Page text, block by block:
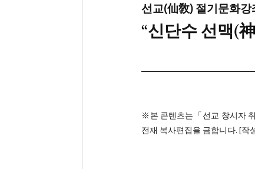
선교(仙敎) 절기문화강
​“신단수 선맥(
※본 콘텐츠는「선교 창시자
전재 복사편집을 금합니다. [작